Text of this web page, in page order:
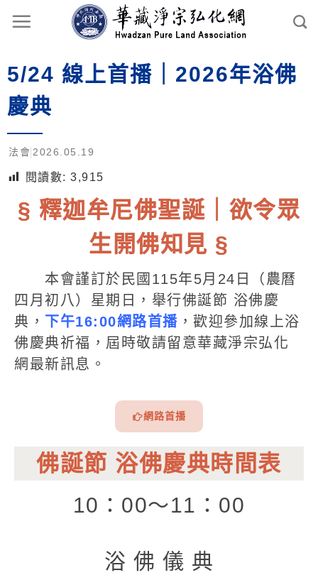
5/24 線上首播｜2026年浴佛
慶典
法會 2026.05.19
閱讀數: 3,915
§ 釋迦牟尼佛聖誕｜欲令眾
生開佛知見 §
本會謹訂於民國115年5月24日（農曆
四月初八）星期日，舉行佛誕節 浴佛慶
典， 下午16:00網路首播 ，歡迎參加線上浴
佛慶典祈福，屆時敬請留意華藏淨宗弘化
網最新訊息。
網路首播
佛誕節 浴佛慶典時間表
10：00～11：00
浴 佛 儀 典